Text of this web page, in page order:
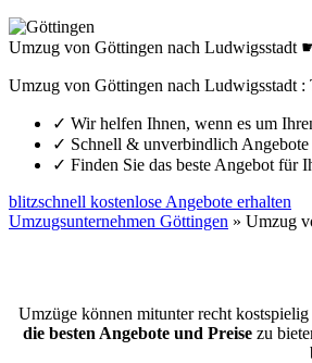
Umzug von Göttingen nach Ludwigsstadt
Umzug von Göttingen nach Ludwigsstadt
✓ Wir helfen Ihnen, wenn es um
✓ Schnell & unverbindlich Angebote
✓ Finden Sie das beste Angebot für
blitzschnell kostenlose Angebote erhalten
Umzugsunternehmen Göttingen » Umzug
Umzüge können mitunter recht
die besten Angebote und Preisezu